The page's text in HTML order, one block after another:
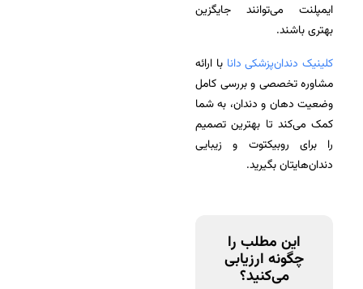
ایمپلنت‌ می‌توانند جایگزین
بهتری باشند.
کلینیک دندان‌پزشکی دانا با ارائه
مشاوره تخصصی و بررسی کامل
وضعیت دهان و دندان، به شما
کمک می‌کند تا بهترین تصمیم
را برای روبیکتوت و زیبایی
دندان‌هایتان بگیرید.
این مطلب را
چگونه ارزیابی
می‌کنید؟